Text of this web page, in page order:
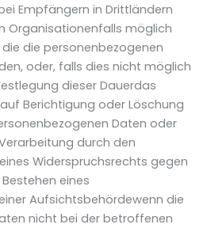
Empfängern in Drittländern
Organisationenfalls möglich
die personenbezogenen
oder, falls dies nicht möglich
dieser Dauerdas
Berichtigung oder Löschung
Daten oder
durch den
Widerspruchsrechts gegen
eines
Aufsichtsbehördewenn die
nicht bei der betroffenen